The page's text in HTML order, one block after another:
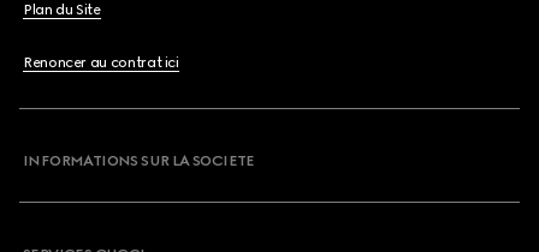
Plan du Site
Renoncer au contrat ici
INFORMATIONS SUR LA SOCIETE